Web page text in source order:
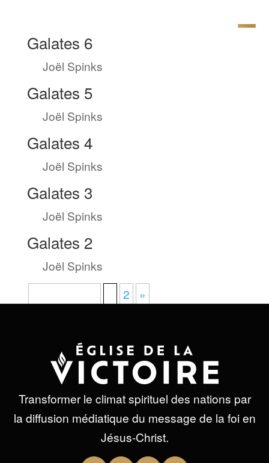
Galates 6
Joël Spinks
Galates 5
Joël Spinks
Galates 4
Joël Spinks
Galates 3
Joël Spinks
Galates 2
Joël Spinks
2 »
Transformer le climat spirituel des nations par
la diffusion médiatique du message de la foi en
Jésus-Christ.